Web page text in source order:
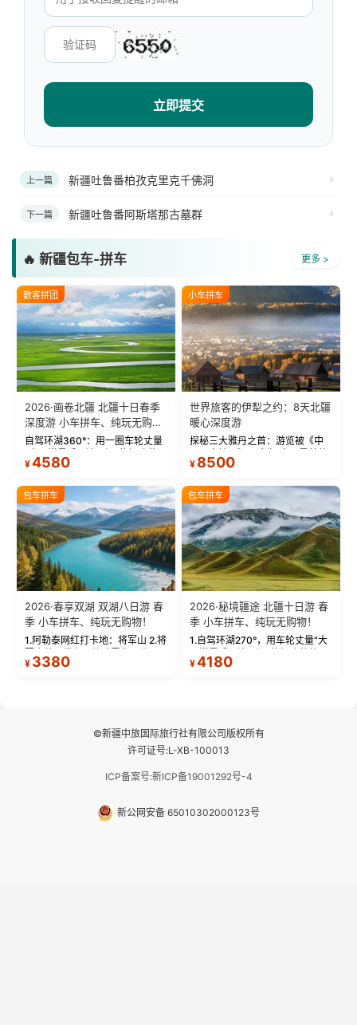
立即提交
上一篇 新疆吐鲁番柏孜克里克千佛洞
下一篇 新疆吐鲁番阿斯塔那古墓群
🔥 新疆包车-拼车 更多 >
散客拼团
2026·画卷北疆 北疆十日春季
深度游 小车拼车、纯玩无购
物！
自驾环湖360°：用一圈车轮丈量
蓝。 赛湖旅拍：甄选多款风格服
绝美瞬间。 赛湖坦克300跟车视
频：专业摄影师...
¥4580
小车拼车
世界旅客的伊犁之约：8天北疆
暖心深度游
探秘三大雅丹之首：游览被《中
三大雅丹”第一名的克拉玛依魔鬼
瓦人最大村落——禾木村，欣赏
晨雾与小木...
¥ 8500
包车拼车
2026·春享双湖 双湖八日游 春
季 小车拼车、纯玩无购物！
1.阿勒泰网红打卡地：将军山 2.将
军山落日缆车，体验雪都风光 3.
将军山，夕阳派对，蹦迪party 4.
¥ 3380
包车拼车
2026·秘境疆途 北疆十日游 春
季 小车拼车、纯玩无购物！
1.自驾环湖270°，用车轮丈量“大
西洋最后一滴眼泪”的极致蔚蓝，
让雪山、花海与深邃湖水在转弯
¥4180
©新疆中旅国际旅行社有限公司版权所有
许可证号:L-XB-100013
ICP备案号:新ICP备19001292号-4
新公网安备 65010302000123号